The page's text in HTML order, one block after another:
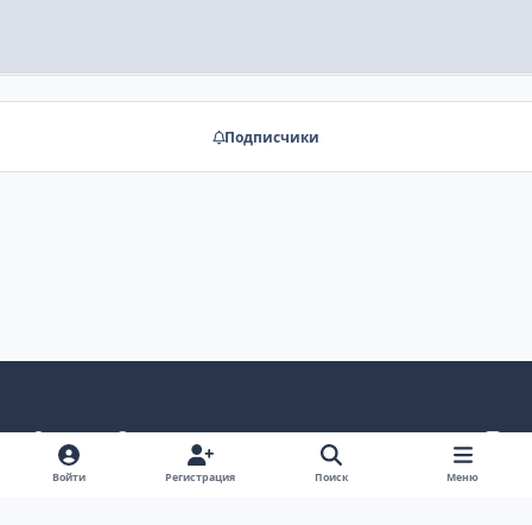
Подписчики
Светлый режим
Темный режим
Системные предпочтения
v
k
Язык Политика конфиденциальности
Обратная связь